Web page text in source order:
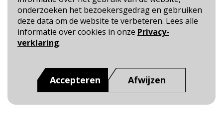
onderzoeken het bezoekersgedrag en gebruiken
deze data om de website te verbeteren. Lees alle
informatie over cookies in onze Privacy-
verklaring.
Accepteren Afwijzen
Cookie- en Privacybeleid
Toegankelijkheid
Rijnmond